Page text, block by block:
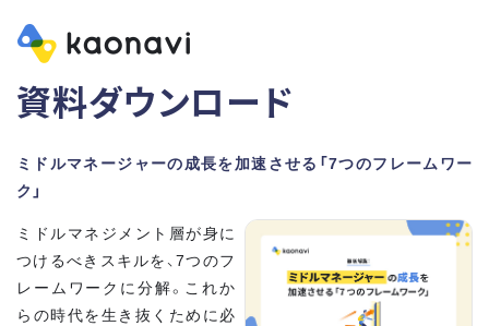
資料ダウンロード
ミドルマネージャーの成長を加速させる「7つのフレームワー
ク」
ミドルマネジメント層が身に
つけるべきスキルを、7つのフ
レームワークに分解。これか
らの時代を生き抜くために必